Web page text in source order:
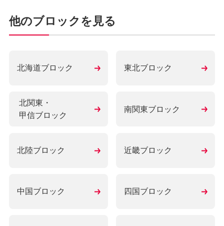
他のブロックを見る
北海道ブロック 東北ブロック
北関東・
甲信ブロック
南関東ブロック
北陸ブロック 近畿ブロック
中国ブロック 四国ブロック